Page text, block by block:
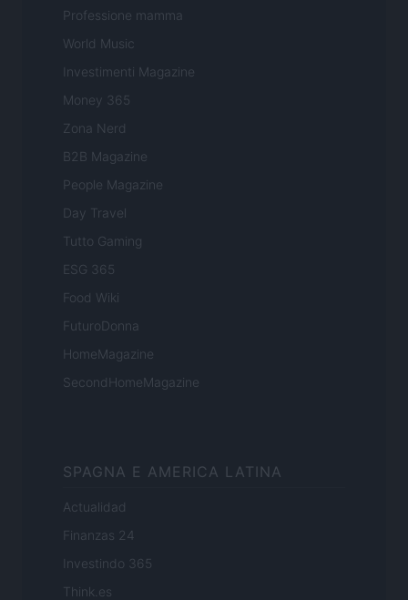
Professione mamma
World Music
Investimenti Magazine
Money 365
Zona Nerd
B2B Magazine
People Magazine
Day Travel
Tutto Gaming
ESG 365
Food Wiki
FuturoDonna
HomeMagazine
SecondHomeMagazine
SPAGNA E AMERICA LATINA
Actualidad
Finanzas 24
Investindo 365
Think.es